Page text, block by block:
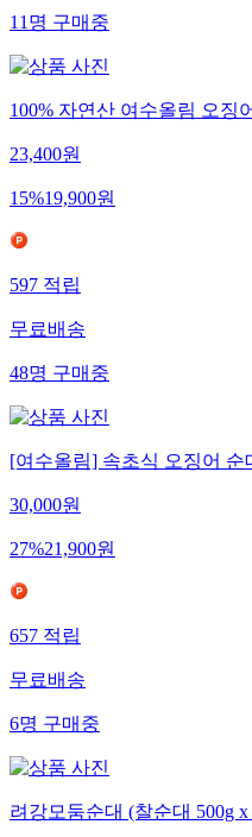
11명구매중
100% 자연산 여수올림 오징
23,400원
15%19,900원
597적립
무료배송
48명구매중
[여수올림] 속초식 오징어 순
30,000원
27%21,900원
657적립
무료배송
6명구매중
려강모둠순대 (찰순대 500g